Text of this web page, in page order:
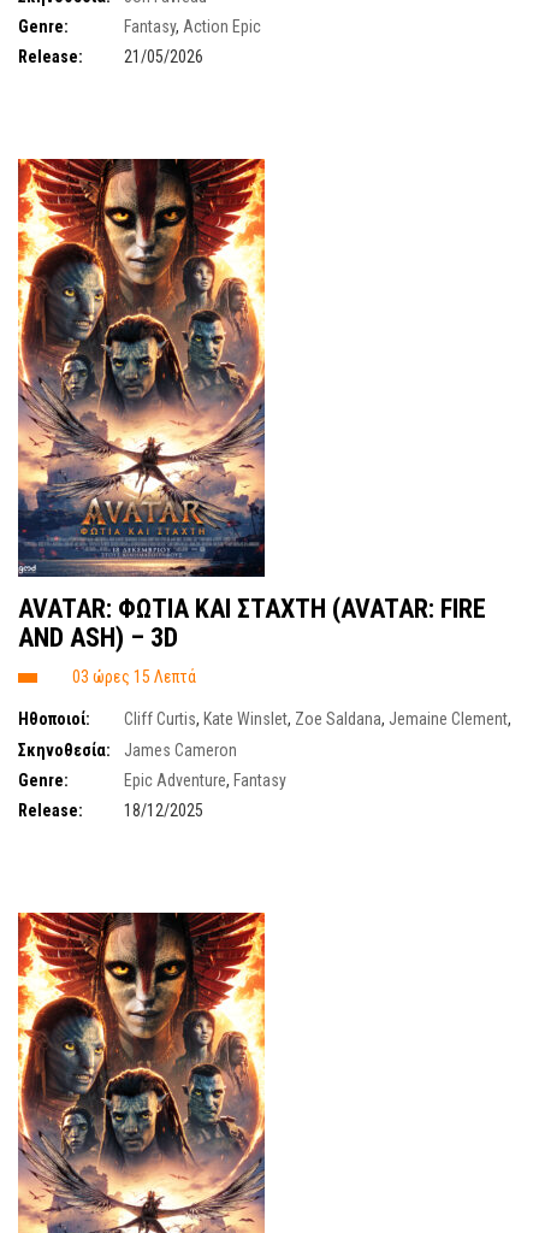
Genre:
Fantasy, Action Epic
Release:
21/05/2026
AVATAR: ΦΩΤΙΑ ΚΑΙ ΣΤΑΧΤΗ (AVATAR: FIRE
AND ASH) – 3D
03 ώρες 15 Λεπτά
Ηθοποιοί: Cliff Curtis, Kate Winslet, Zoe Saldana, Jemaine Clement,
Edie Falco,David Thewlis,Sigourney Weaver
Worthington
Σκηνοθεσία:
James Cameron
Genre:
Epic Adventure, Fantasy
Release:
18/12/2025